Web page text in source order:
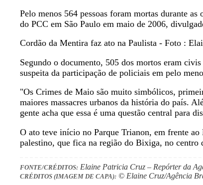
Pelo menos 564 pessoas foram mortas durante
do PCC em São Paulo em maio de 2006,
Cordão da Mentira faz ato na Paulista - Foto :
Segundo o documento, 505 dos mortos eram
suspeita da participação de policiais em pelo
"Os Crimes de Maio são muito simbólicos,
maiores massacres urbanos da história do país.
gente acha que essa é uma questão central para
O ato teve início no Parque Trianon, em frente
palestino, que fica na região do Bixiga, no centro
FONTE/CRÉDITOS: Elaine Patricia Cruz – Repórter da
CRÉDITOS (IMAGEM DE CAPA): © Elaine Cruz/Agência